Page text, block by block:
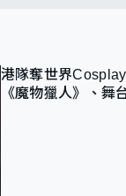
港隊奪世界
《魔物獵人》、